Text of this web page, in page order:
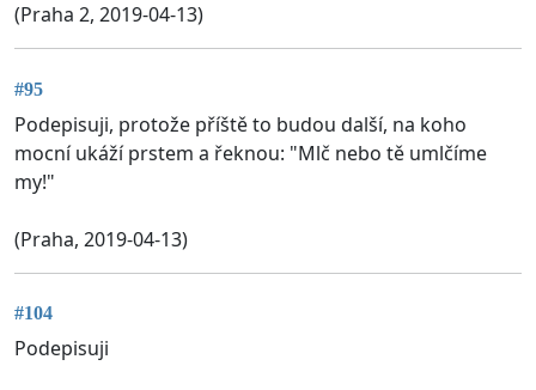
(Praha 2, 2019-04-13)
#95
Podepisuji, protože příště to budou další, na koho
mocní ukáží prstem a řeknou: "Mlč nebo tě umlčíme
my!"
(Praha, 2019-04-13)
#104
Podepisuji